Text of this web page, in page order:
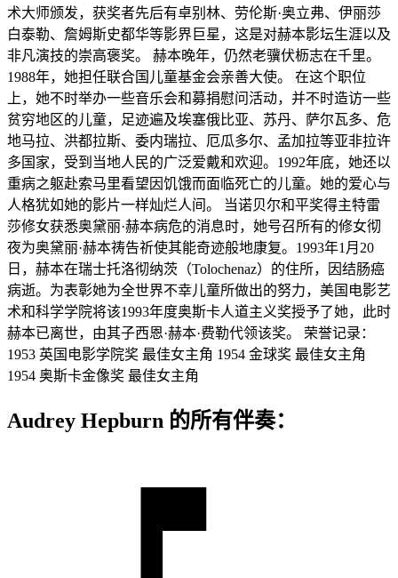
术大师颁发，获奖者先后有卓别林、劳伦斯·奥立弗、伊丽莎
白泰勒、詹姆斯史都华等影界巨星，这是对赫本影坛生涯以及
非凡演技的崇高褒奖。 赫本晚年，仍然老骥伏枥志在千里。
1988年，她担任联合国儿童基金会亲善大使。 在这个职位
上，她不时举办一些音乐会和募捐慰问活动，并不时造访一些
贫穷地区的儿童，足迹遍及埃塞俄比亚、苏丹、萨尔瓦多、危
地马拉、洪都拉斯、委内瑞拉、厄瓜多尔、孟加拉等亚非拉许
多国家，受到当地人民的广泛爱戴和欢迎。1992年底，她还以
重病之躯赴索马里看望因饥饿而面临死亡的儿童。她的爱心与
人格犹如她的影片一样灿烂人间。 当诺贝尔和平奖得主特雷
莎修女获悉奥黛丽·赫本病危的消息时，她号召所有的修女彻
夜为奥黛丽·赫本祷告祈使其能奇迹般地康复。1993年1月20
日，赫本在瑞士托洛彻纳茨（Tolochenaz）的住所，因结肠癌
病逝。为表彰她为全世界不幸儿童所做出的努力，美国电影艺
术和科学学院将该1993年度奥斯卡人道主义奖授予了她，此时
赫本已离世，由其子西恩·赫本·费勒代领该奖。 荣誉记录：
1953 英国电影学院奖 最佳女主角 1954 金球奖 最佳女主角
1954 奥斯卡金像奖 最佳女主角
Audrey Hepburn 的所有伴奏：